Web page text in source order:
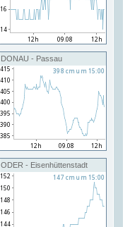
DONAU - Passau
ODER - Eisenhüttenstadt